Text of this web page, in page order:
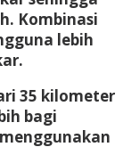
Kombinasi
lebih
35 kilometer
bagi